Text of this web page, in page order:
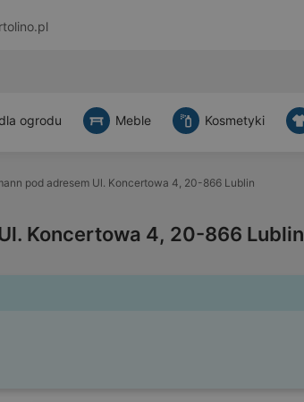
ogrodu Meble Kosmetyki
pod adresem Ul. Koncertowa 4, 20-866 Lublin
Koncertowa 4, 20-866 Lublin